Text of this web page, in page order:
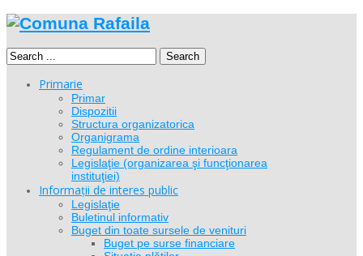
Search
Primarie
Primar
Dispozitii
Structura organizatorica
Organigrama
Regulament de ordine interioara
Legislaţie (organizarea şi funcţionarea
instituţiei)
Informații de interes public
Legislaţie
Buletinul informativ
Buget din toate sursele de venituri
Buget pe surse financiare